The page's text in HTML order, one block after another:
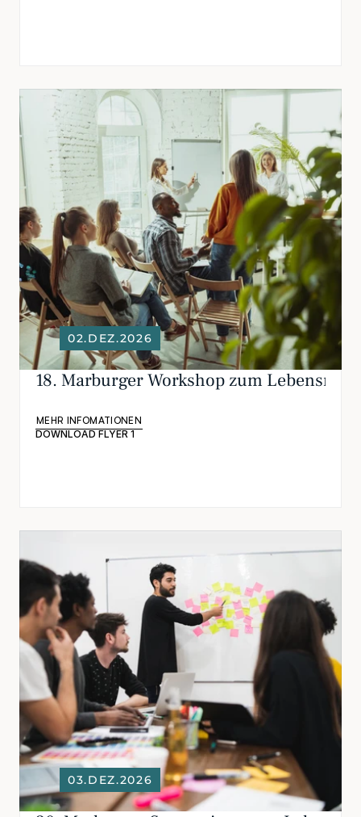
02.DEZ.2026
18. Marburger Workshop zum
MEHR INFOMATIONEN
DOWNLOAD FLYER 1
03.DEZ.2026